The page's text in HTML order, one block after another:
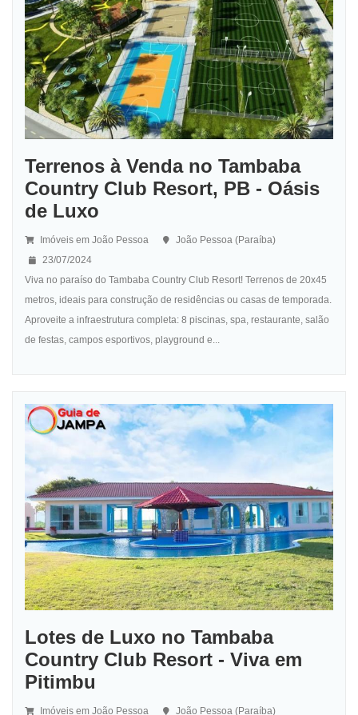
Terrenos à Venda no Tambaba
Country Club Resort, PB - Oásis
de Luxo
Imóveis em João Pessoa
João Pessoa (Paraíba)
23/07/2024
Viva no paraíso do Tambaba Country Club Resort! Terrenos de 20x45
metros, ideais para construção de residências ou casas de temporada.
Aproveite a infraestrutura completa: 8 piscinas, spa, restaurante, salão
de festas, campos esportivos, playground e...
Lotes de Luxo no Tambaba
Country Club Resort - Viva em
Pitimbu
Imóveis em João Pessoa João Pessoa (Paraíba)